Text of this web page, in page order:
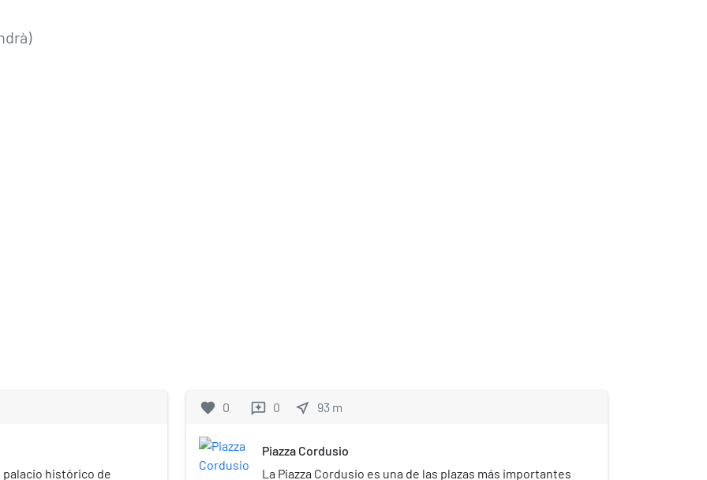
palacio histórico de
favorite 0 reviews 0 near_me 93 m
Piazza Cordusio
La Piazza Cordusio es una de las plazas más importantes